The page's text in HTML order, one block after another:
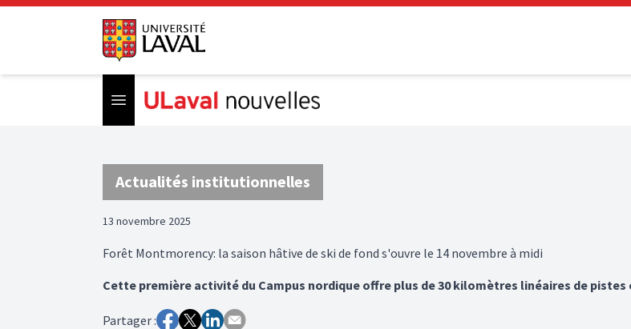
Open menu
Actualités institutionnelles
13 novembre 2025
Forêt Montmorency: la saison hâtive de ski de fond s'ouvre le 14 novembre à midi
Cette première activité du Campus nordique offre plus de 30 kilomètres linéaires de
Partager :